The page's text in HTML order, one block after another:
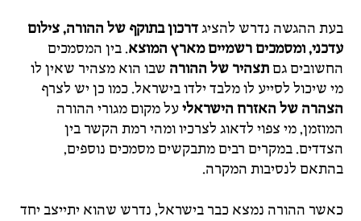
בעת ההגשה נדרש להציגדרכון בתוקף של ההורה, צילום
עדכני, ומסמכים רשמיים מארץ המוצא. בין המסמכים
החשובים גם תצהיר של ההורה שבו הוא מצהיר שאין לו
מי שיכול לסייע לו מלבד ילדו בישראל. כמו כן יש לצרף
הצהרה של האזרח הישראליעל מקום מגורי ההורה
המוזמן, מי צפוי לדאוג לצרכיו ומהי רמת הקשר בין
הצדדים. במקרים רבים מתבקשים מסמכים נוספים,
בהתאם לנסיבות המקרה.
כאשר ההורה נמצא כבר בישראל, נדרש שהוא יתייצב יחד